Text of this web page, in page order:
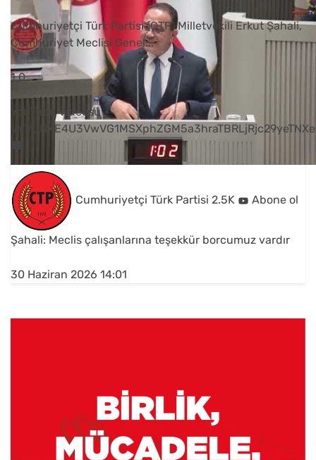
Cumhuriyetçi Türk Partisi (CTP) Milletvekili Erkut Şahali,
Cumhuriyet Meclisi Genel...
1 0
YouTube Videosu
Cumhuriyetçi Türk Partisi 2.5K Abone ol
Şahali: Meclis çalışanlarına teşekkür borcumuz vardır
30 Haziran 2026 14:01